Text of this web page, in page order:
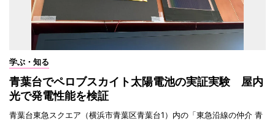
学ぶ・知る
青葉台でペロブスカイト太陽電池の実証実験 屋内
光で発電性能を検証
青葉台東急スクエア（横浜市青葉区青葉台1）内の「東急沿線の仲介 青